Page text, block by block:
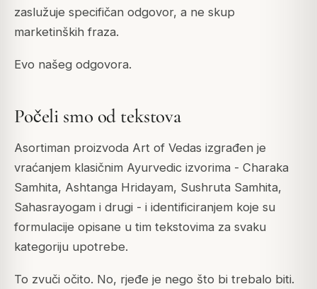
zaslužuje specifičan odgovor, a ne skup
marketinških fraza.
Evo našeg odgovora.
Počeli smo od tekstova
Asortiman proizvoda Art of Vedas izgrađen je
vraćanjem klasičnim Ayurvedic izvorima - Charaka
Samhita, Ashtanga Hridayam, Sushruta Samhita,
Sahasrayogam i drugi - i identificiranjem koje su
formulacije opisane u tim tekstovima za svaku
kategoriju upotrebe.
To zvuči očito. No, rjeđe je nego što bi trebalo biti.